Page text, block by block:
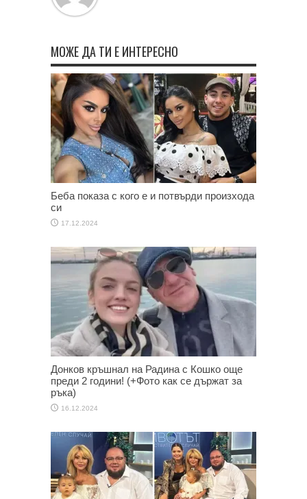
МОЖЕ ДА ТИ Е ИНТЕРЕСНО
Беба показа с кого е и потвърди произхода
си
17.12.2024
Донков кръшнал на Радина с Кошко още
преди 2 години! (+Фото как се държат за
ръка)
16.12.2024